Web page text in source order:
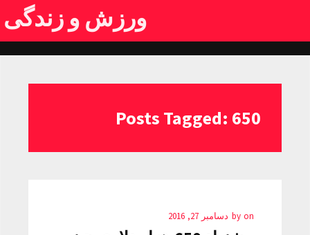
ورزش و زندگی
Posts Tagged: 650
by on دسامبر 27, 2016